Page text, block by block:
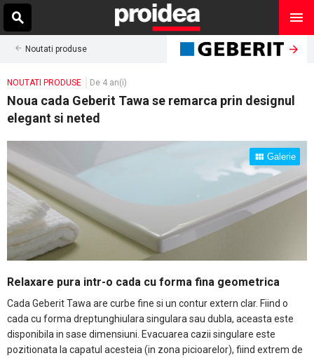
Noutati produse
NOUTATI PRODUSE De 4 an(i)
Noua cada Geberit Tawa se remarca prin designul
elegant si neted
Galerie
Relaxare pura intr-o cada cu forma fina geometrica
Cada Geberit Tawa are curbe fine si un contur extern clar. Fiind o
cada cu forma dreptunghiulara singulara sau dubla, aceasta este
disponibila in sase dimensiuni. Evacuarea cazii singulare este
pozitionata la capatul acesteia (in zona picioarelor), fiind extrem de